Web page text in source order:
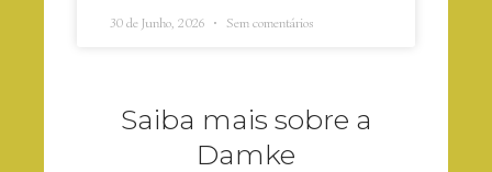
30 de Junho, 2026 Sem comentários
Saiba mais sobre a
Damke